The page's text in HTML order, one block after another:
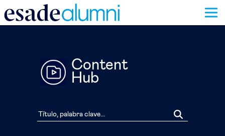
Content
Hub